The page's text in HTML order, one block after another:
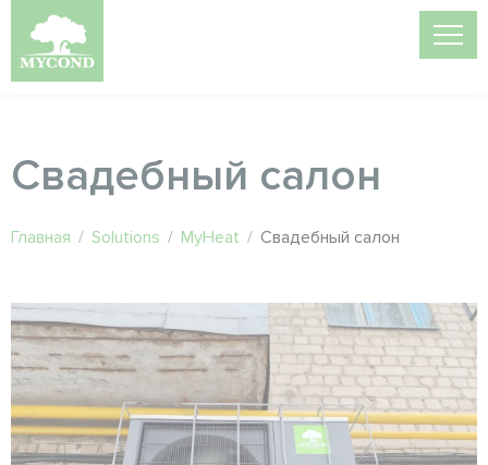
Свадебный салон
Главная / Solutions / MyHeat / Свадебный салон